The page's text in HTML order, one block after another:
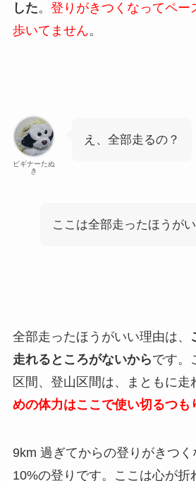
した。 登りがきつくなってペー
歩いてません。
ビギナーたぬ
き
え、全部走るの？
ここは全部走ったほうがい
全部走ったほうがいい理由は、
走れるところがないからです。
区間、登山区間は、まともに走
めの体力はここで使い切るつも
9km 過ぎてからの登りがきつ
10%の登りです。ここは心が折